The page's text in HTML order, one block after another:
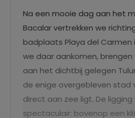
Na een mooie dag aan het
Bacalar vertrekken we
badplaats Playa del Carmen
we daar aankomen,
aan het dichtbij gelegen
de enige overgebleven stad
direct aan zee ligt. De ligging
spectaculair: bovenop een